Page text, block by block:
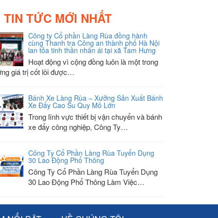
TIN TỨC MỚI NHẤT
Công ty Cổ phần Làng Rùa đồng hành
cùng Thanh tra Công an thành phố Hà Nội
lan tỏa tinh thần nhân ái tại xã Tam Hưng
Hoạt động vì cộng đồng luôn là một trong
giá trị cốt lõi được…
Bánh Xe Làng Rùa – Xưởng Sản Xuất Bánh
Xe Đẩy Cao Su Quy Mô Lớn
Trong lĩnh vực thiết bị vận chuyển và bánh
xe đẩy công nghiệp, Công Ty…
Công Ty Cổ Phần Làng Rùa Tuyển Dụng
30 Lao Động Phổ Thông
Công Ty Cổ Phần Làng Rùa Tuyển Dụng
30 Lao Động Phổ Thông Làm Việc…